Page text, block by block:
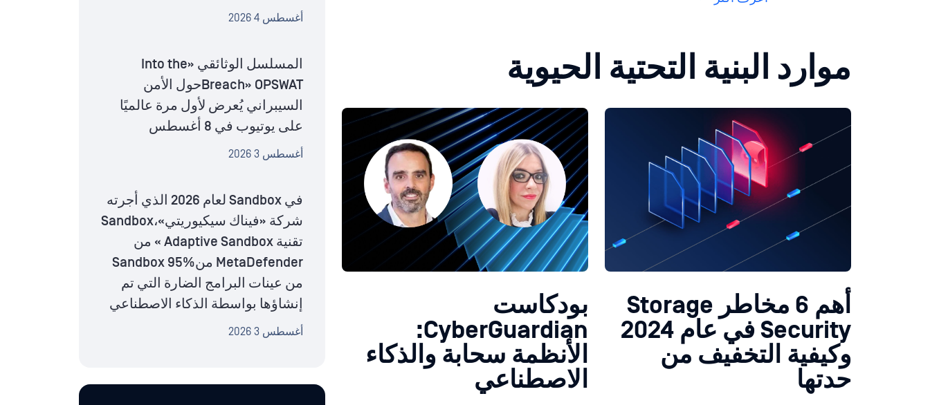
موارد البنية التحتية الحيوية
أهم 6 مخاطر Storage
Security في عام 2024
وكيفية التخفيف من
حدتها
بودكاست
CyberGuardian:
الأنظمة سحابة والذكاء
الاصطناعي
أغسطس 4 2026
المسلسل الوثائقي «Into the
Breach» OPSWATحول الأمن
السيبراني يُعرض لأول مرة عالميًا
على يوتيوب في 8 أغسطس
أغسطس 3 2026
في Sandbox لعام 2026 الذي أجرته
شركة «فيناك سيكيوريتي»،Sandbox
تقنية Adaptive Sandbox » من
MetaDefender منSandbox 95%
من عينات البرامج الضارة التي تم
إنشاؤها بواسطة الذكاء الاصطناعي
أغسطس 3 2026